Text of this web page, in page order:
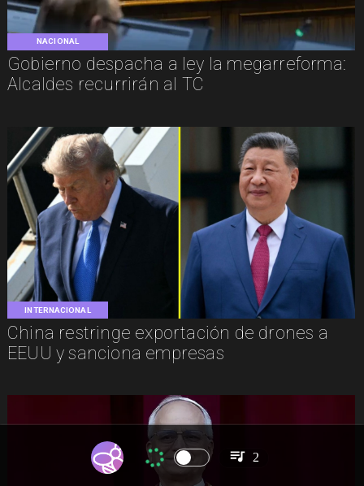
NACIONAL
Gobierno despacha a ley la megarreforma:
Alcaldes recurrirán al TC
INTERNACIONAL
China restringe exportación de drones a
EEUU y sanciona empresas
2